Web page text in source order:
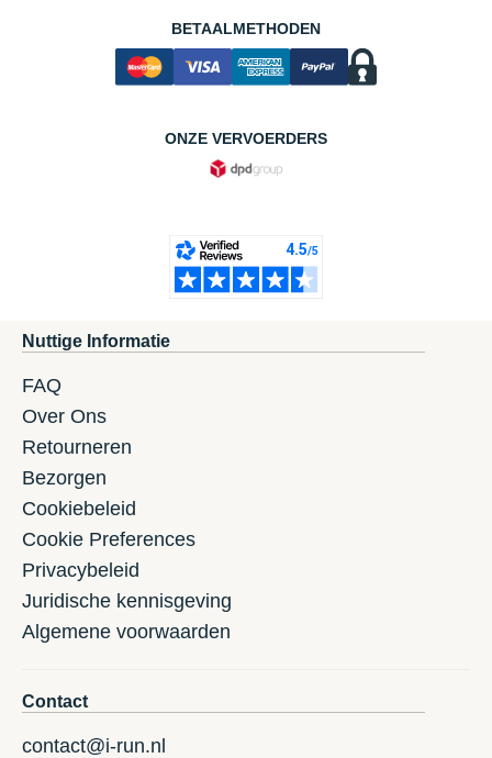
BETAALMETHODEN
ONZE VERVOERDERS
Nuttige Informatie
FAQ
Over Ons
Retourneren
Bezorgen
Cookiebeleid
Cookie Preferences
Privacybeleid
Juridische kennisgeving
Algemene voorwaarden
Contact
contact@i-run.nl